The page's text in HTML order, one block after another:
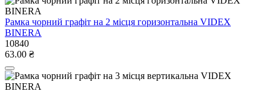
Рамка чорний графіт на 2 місця горизонтальна VIDEX
BINERA
10840
63.00 ₴